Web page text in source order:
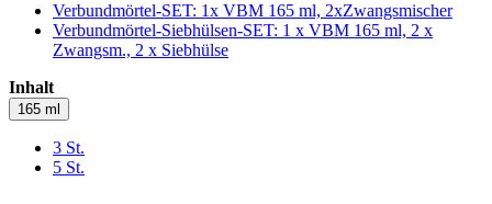
Verbundmörtel-SET: 1x VBM 165 ml, 2xZwangsmischer
Verbundmörtel-Siebhülsen-SET: 1 x VBM 165 ml, 2 x
Zwangsm., 2 x Siebhülse
Inhalt
165 ml
3 St.
5 St.